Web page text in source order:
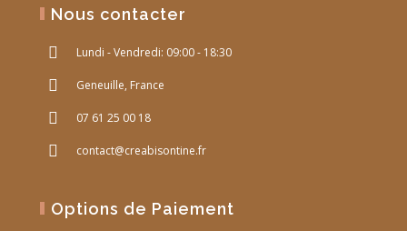
Nous contacter
Lundi - Vendredi: 09:00 - 18:30
Geneuille, France
07 61 25 00 18
contact@creabisontine.fr
Options de Paiement